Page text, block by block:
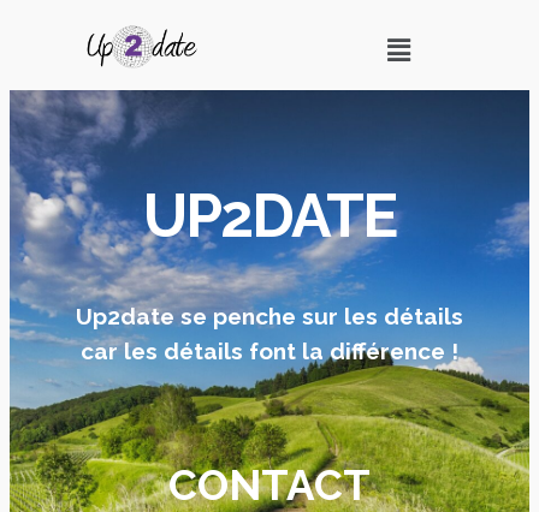
UP2DATE
Up2date se penche sur les détails
car les détails font la différence !
CONTACT